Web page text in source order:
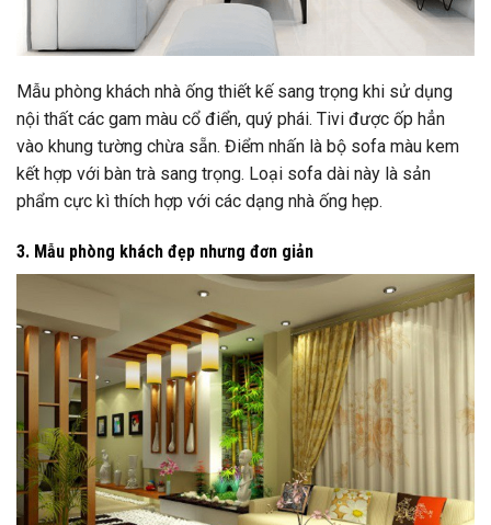
Mẫu phòng khách nhà ống thiết kế sang trọng khi sử dụng
nội thất các gam màu cổ điển, quý phái. Tivi được ốp hẳn
vào khung tường chừa sẵn. Điểm nhấn là bộ sofa màu kem
kết hợp với bàn trà sang trọng. Loại sofa dài này là sản
phẩm cực kì thích hợp với các dạng nhà ống hẹp.
3. Mẫu phòng khách đẹp nhưng đơn giản